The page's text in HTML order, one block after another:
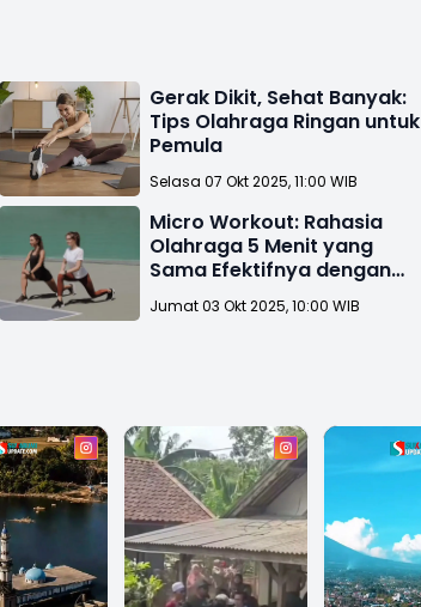
Gerak Dikit, Sehat Banyak:
Tips Olahraga Ringan untuk
Pemula
Selasa 07 Okt 2025, 11:00 WIB
Micro Workout: Rahasia
Olahraga 5 Menit yang
Sama Efektifnya dengan
Gym
Jumat 03 Okt 2025, 10:00 WIB